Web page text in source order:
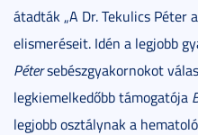
átadták „A Dr. Tekulics Péter
elismeréseit. Idén a legjobb
Pétersebészgyakornokot
legkiemelkedőbb támogatója
legjobb osztálynak a